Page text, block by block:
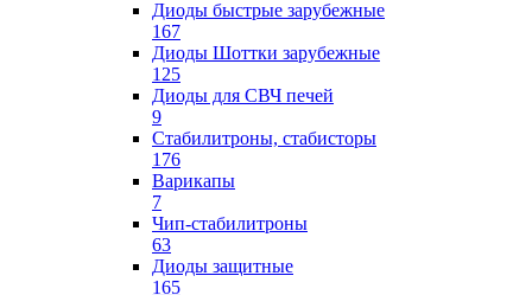
Диоды быстрые зарубежные
167
Диоды Шоттки зарубежные
125
Диоды для СВЧ печей
9
Стабилитроны, стабисторы
176
Варикапы
7
Чип-стабилитроны
63
Диоды защитные
165